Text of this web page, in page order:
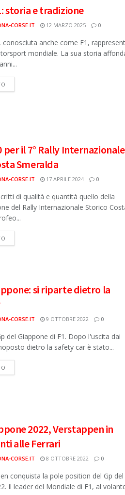
storia e tradizione
CORSE.IT 12 MARZO 2025 0
conosciuta anche come F1,
mondiale. La sua storia
per il 7° Rally Internazionale
Smeralda
CORSE.IT 17 APRILE 2024 0
di qualità e quantità quello della
del Rally Internazionale Storico
si riparte dietro la
CORSE.IT 9 OTTOBRE 2022 0
del Giappone di F1. Dopo l'uscita dai
dietro la safety car è stato...
2022, Verstappen in
alle Ferrari
CORSE.IT 8 OTTOBRE 2022 0
conquista la pole position del Gp del
Il leader del Mondiale di F1, al